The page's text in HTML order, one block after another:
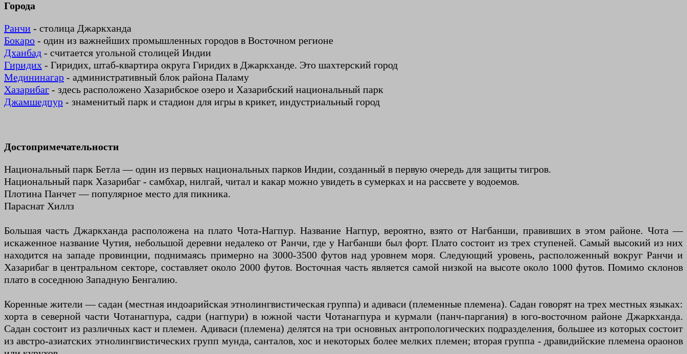
Города
Ранчи - столица Джаркханда
Бокаро - один из важнейших промышленных городов в Восточном регионе
Дханбад - считается угольной столицей Индии
Гиридих - Гиридих, штаб-квартира округа Гиридих в Джаркханде. Это шахтерский город
Медининагар - административный блок района Паламу
Хазарибаг - здесь расположено Хазарибское озеро и Хазарибский национальный парк
Джамшедпур - знаменитый парк и стадион для игры в крикет, индустриальный город
Достопримечательности
Национальный парк Бетла — один из первых национальных парков Индии, созданный в первую очередь для защиты тигров.
Национальный парк Хазарибаг - самбхар, нилгай, читал и какар можно увидеть в сумерках и на рассвете у водоемов.
Плотина Панчет — популярное место для пикника.
Параснат Хиллз
Большая часть Джаркханда расположена на плато Чота-Нагпур. Название Нагпур, вероятно, взято от Нагбанши, правивших в этом районе. Чота —
искаженное название Чутия, небольшой деревни недалеко от Ранчи, где у Нагбанши был форт. Плато состоит из трех ступеней. Самый высокий из них
находится на западе провинции, поднимаясь примерно на 3000-3500 футов над уровнем моря. Следующий уровень, расположенный вокруг Ранчи и
Хазарибаг в центральном секторе, составляет около 2000 футов. Восточная часть является самой низкой на высоте около 1000 футов. Помимо склонов
плато в соседнюю Западную Бенгалию.
Коренные жители — садан (местная индоарийская этнолингвистическая группа) и адиваси (племенные племена). Садан говорят на трех местных языках:
хорта в северной части Чотанагпура, садри (нагпури) в южной части Чотанагпура и курмали (панч-паргания) в юго-восточном районе Джаркханда.
Садан состоит из различных каст и племен. Адиваси (племена) делятся на три основных антропологических подразделения, большее из которых состоит
из австро-азиатских этнолингвистических групп мунда, санталов, хос и некоторых более мелких племен; вторая группа - дравидийские племена ораонов